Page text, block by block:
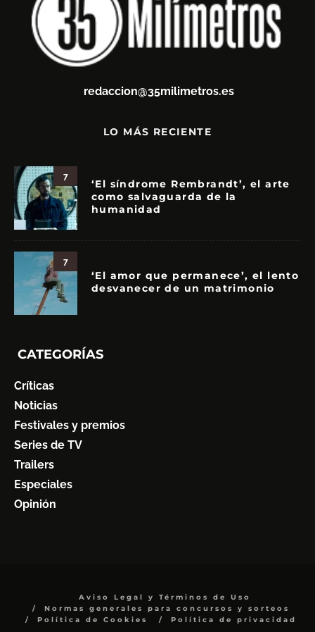
redaccion@35milimetros.es
LO MÁS RECIENTE
7
‘El síndrome Rembrandt’, el arte
como salvaguarda de la
humanidad
7
‘El amor que permanece’, el lento
desvanecer de un matrimonio
CATEGORÍAS
Críticas
Noticias
Festivales y premios
Series de TV
Trailers
Especiales
Opinión
Aviso Legal y Términos de Uso
Normas generales para concursos y sorteos
Política de Cookies
Política de privacidad